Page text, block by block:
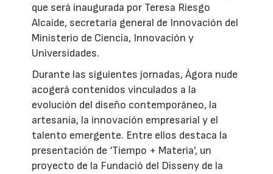
que será inaugurada por Teresa Riesgo
Alcaide, secretaria general de Innovación del
Ministerio de Ciencia, Innovación y
Universidades.
Durante las siguientes jornadas, Ágora nude
acogerá contenidos vinculados a la
evolución del diseño contemporáneo, la
artesanía, la innovación empresarial y el
talento emergente. Entre ellos destaca la
presentación de ‘Tiempo + Materia’, un
proyecto de la Fundació del Disseny de la